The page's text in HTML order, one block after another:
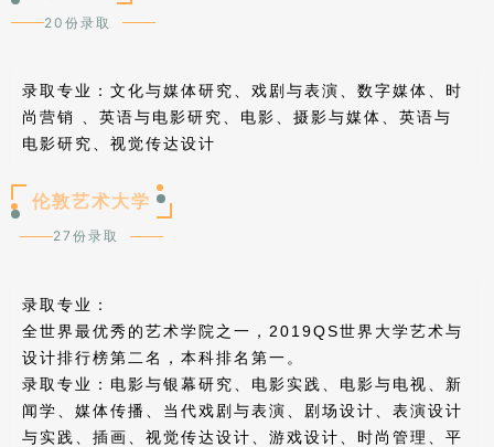
20份录取
录取专业： 文化与媒体研究、戏剧与表演、数字媒体、时
尚营销 、英语与电影研究、电影、摄影与媒体、英语与
电影研究、视觉传达设计
伦敦艺术大学
27份录取
录取专业：
全世界最优秀的艺术学院之一，2019QS世界大学艺术与
设计排行榜第二名，本科排名第一。
录取专业：电影与银幕研究、电影实践、电影与电视、新
闻学、媒体传播、当代戏剧与表演、剧场设计、表演设计
与实践、插画、视觉传达设计、游戏设计、时尚管理、平